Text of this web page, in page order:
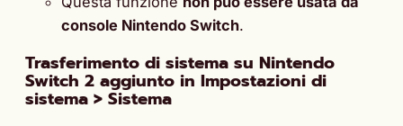
console Nintendo Switch.
Trasferimento di sistema su Nintendo
Switch 2 aggiunto in Impostazioni di
sistema > Sistema